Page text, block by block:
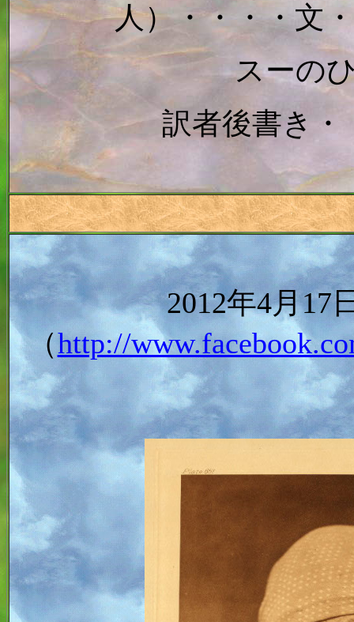
人）・・・・文
スーの
訳者後書き・
2012年4月17
（http://